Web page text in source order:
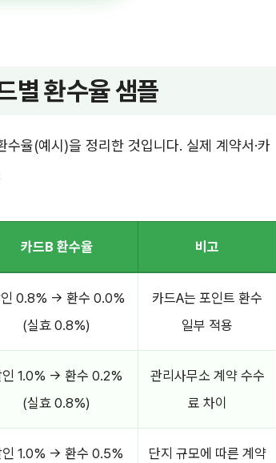
별 환수율 샘플
율(예시)을 정리한 것입니다. 실제 계약서·카
카드B 환수율 비고
인 0.8% → 환수 0.0%
(실효 0.8%)
카드A는 포인트 환수
일부 적용
인 1.0% → 환수 0.2%
(실효 0.8%)
관리사무소 계약 수수
료 차이
인 1.0% → 환수 0.5%
단지 규모에 따른 계약